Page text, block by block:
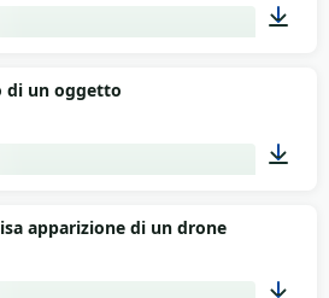
di un oggetto
apparizione di un drone